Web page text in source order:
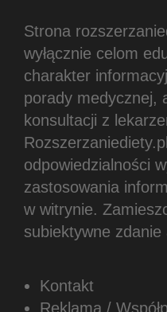
Strona
wyłącznie celom
charakter
porady medycznej,
konsultacji z
odpowiedzialności
zastosowania
w witrynie.
subiektywne zdanie
Kontakt
Reklama /